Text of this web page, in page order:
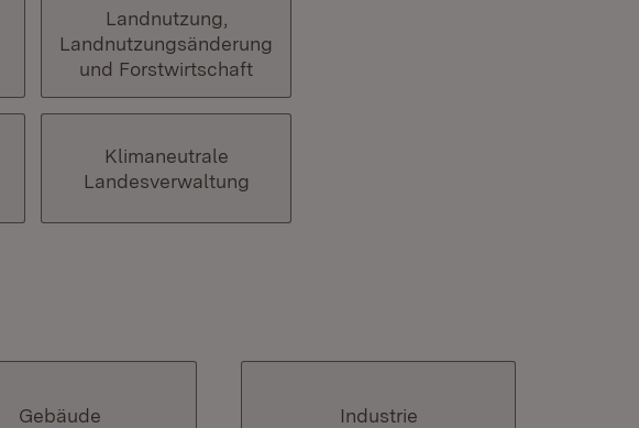
Landnutzung,
Landnutzungsänderung
und Forstwirtschaft
Klimaneutrale
Landesverwaltung
Gebäude Industrie